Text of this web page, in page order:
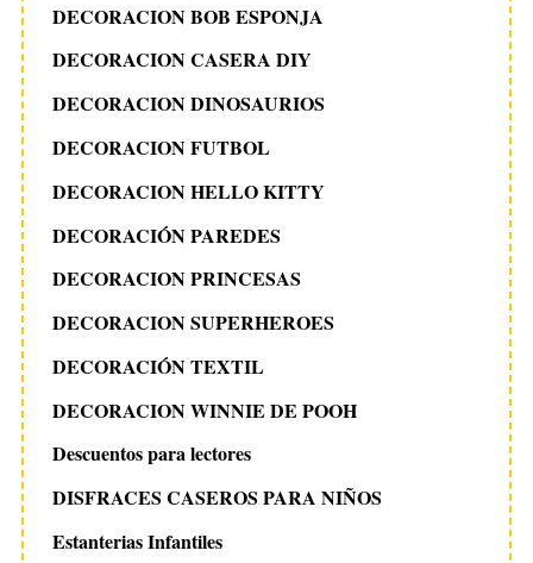
DECORACION BOB ESPONJA
DECORACION CASERA DIY
DECORACION DINOSAURIOS
DECORACION FUTBOL
DECORACION HELLO KITTY
DECORACIÓN PAREDES
DECORACION PRINCESAS
DECORACION SUPERHEROES
DECORACIÓN TEXTIL
DECORACION WINNIE DE POOH
Descuentos para lectores
DISFRACES CASEROS PARA NIÑOS
Estanterias Infantiles